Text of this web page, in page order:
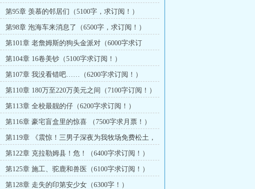
第95章 羡慕的邻居们（5100字，求订阅！）
第98章 泡海车来消息了（6500字，求订阅！）
第101章 老詹姆斯的狗头金派对（6000字求订
阅！）
第104章 16卷美钞（5100字求订阅！）
第107章 我没看错吧……（6200字求订阅！）
第110章 180万至220万美元之间（7100字订阅！）
第113章 全校最靓的仔（6200字求订阅！）
第116章 豪宅盲盒里的惊喜 （7500字求月票！）
第119章 《震惊！三男子深夜为我牧场免费松土，
原因竟是……》
第122章 克拉勒姆县！危！（6400字求订阅！）
第125章 施工、驼鹿和兽医（6100字求订阅！）
第128章 走失的印第安少女（6300字！）